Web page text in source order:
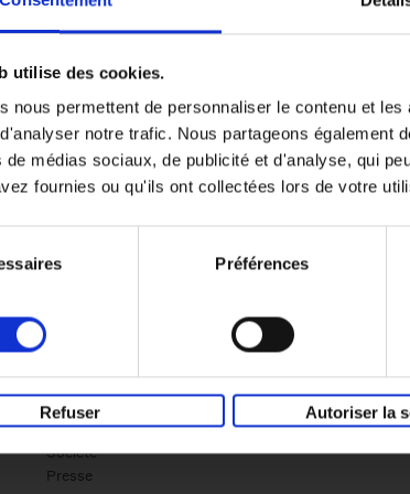
utilise des cookies.
nous permettent de personnaliser le contenu et
notre trafic. Nous partageons également
de médias sociaux, de publicité et d'analyse, qui
fournies ou qu'ils ont collectées lors de votre
Préférences
Refuser Autoriser la
Planning to
Clo Willaerts
Couverture
Business
Ventes
Société
Presse
Société
Qui sommes-nous?